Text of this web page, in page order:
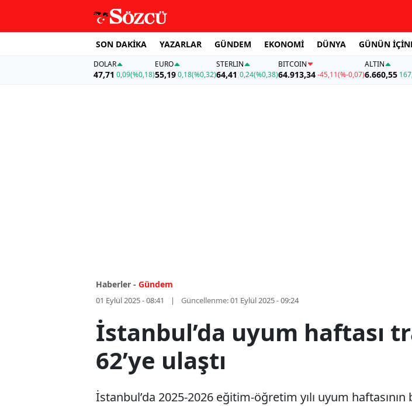
SON DAKİKA YAZARLAR GÜNDEM EKONOMİ DÜNYA GÜNÜN
DOLAR
47,71 0,09(%0,18)
EURO
55,19 0,18(%0,32)
STERLIN
64,41 0,24(%0,38)
BITCOIN
64.913,34-45,11(%-0,07)
ALTIN
6.660,55
Haberler - Gündem
01 Eylül 2025 - 08:41 Güncellenme:01 Eylül 2025 - 09:24
İstanbul’da uyum haftası
62’ye ulaştı
İstanbul’da 2025-2026 eğitim-öğretim yılı uyum